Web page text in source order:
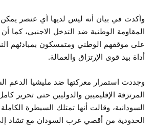
وأكدت في بيان أنه ليس لديها أي عنصر
المقاومة الوطنية ضد التدخل الاجنبي، كما أن
على موقفهم الوطني ومتمسكون بمبادئهم
أداة بيد قوى الإرتزاق والعمالة.
وجددت استمرار معركتها ضد مليشيا الدعم
المرتزقة الإقليميين والدوليين حتى تحرير
السودانية، وقالت أنها تمتلك السيطرة
الحدودية من أقصي غرب السودان مع تشاد